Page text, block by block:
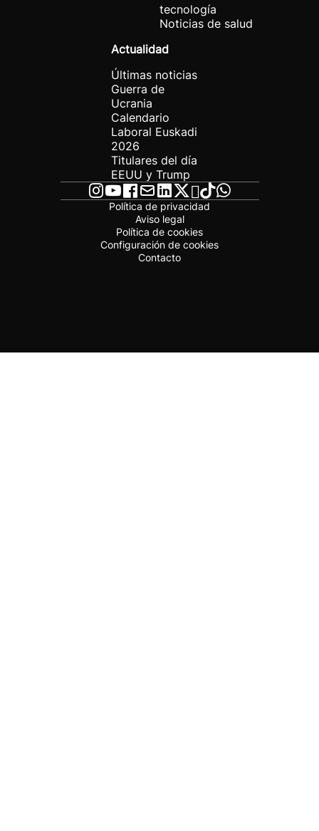
tecnología
Noticias de salud
Actualidad
Últimas noticias
Guerra de
Ucrania
Calendario
Laboral Euskadi
2026
Titulares del día
EEUU y Trump
Política de privacidad
Aviso legal
Política de cookies
Configuración de cookies
Contacto